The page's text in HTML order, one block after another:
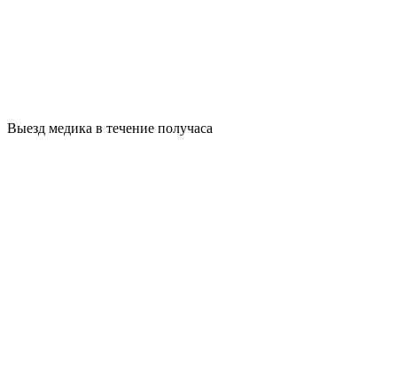
Выезд медика в течение получаса